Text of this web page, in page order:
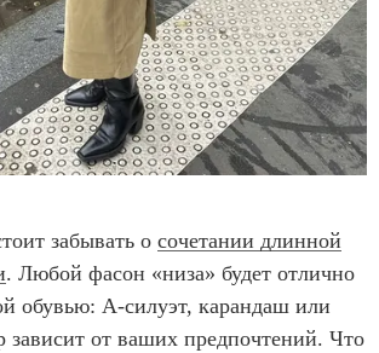
забывать о сочетании длинной
. Любой фасон «низа» будет отлично
обувью: А-силуэт, карандаш или
от ваших предпочтений. Что